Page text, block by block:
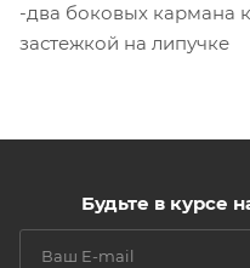
-два боковых кармана
застежкой на липучке
Будьте в курсе